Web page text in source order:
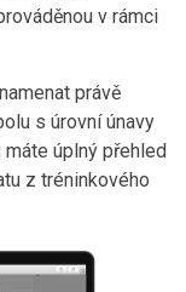
v rámci
právě
s úrovní únavy
úplný přehled
z tréninkového